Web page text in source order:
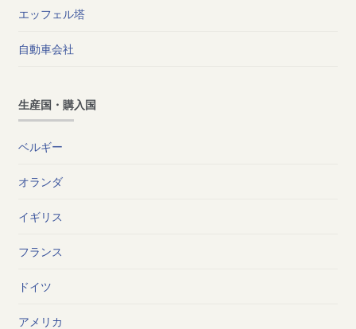
エッフェル塔
自動車会社
生産国・購入国
ベルギー
オランダ
イギリス
フランス
ドイツ
アメリカ